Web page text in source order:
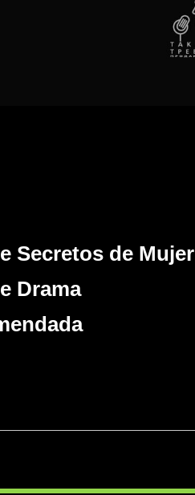
Secretos de Mujer
Drama